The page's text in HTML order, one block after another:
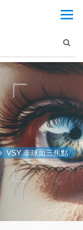
VSY 非球面三焦點